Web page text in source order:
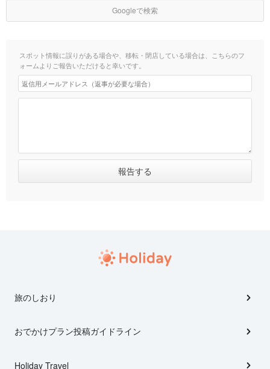
Googleで検索
スポット情報に誤りがある場合や、移転・閉店している場合は、こちらのフ
ォームよりご報告いただけると幸いです。
旅のしおり
おでかけプラン投稿ガイドライン
Holiday Travel